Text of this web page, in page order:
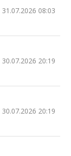
31.07.2026 08:03
30.07.2026 20:19
30.07.2026 20:19